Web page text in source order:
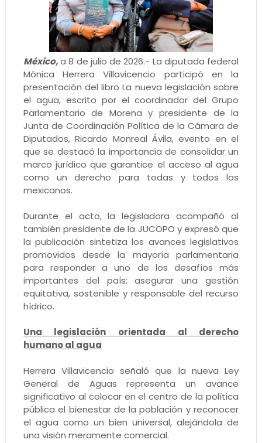
México,a 8 de julio de 2026.- La diputada federal
Mónica Herrera Villavicencio participó en la
presentación del libro La nueva legislación sobre
el agua, escrito por el coordinador del Grupo
Parlamentario de Morena y presidente de la
Junta de Coordinación Política de la Cámara de
Diputados, Ricardo Monreal Ávila, evento en el
que se destacó la importancia de consolidar un
marco jurídico que garantice el acceso al agua
como un derecho para todas y todos los
mexicanos.
Durante el acto, la legisladora acompañó al
también presidente de la JUCOPO y expresó que
la publicación sintetiza los avances legislativos
promovidos desde la mayoría parlamentaria
para responder a uno de los desafíos más
importantes del país: asegurar una gestión
equitativa, sostenible y responsable del recurso
hídrico.
Una legislación orientada al derecho
humano al agua
Herrera Villavicencio señaló que la nueva Ley
General de Aguas representa un avance
significativo al colocar en el centro de la política
pública el bienestar de la población y reconocer
el agua como un bien universal, alejándola de
una visión meramente comercial.